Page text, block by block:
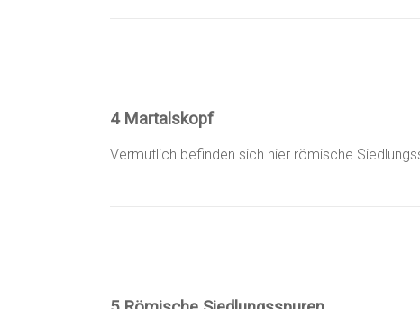
4 Martalskopf
Vermutlich befinden sich hier römische